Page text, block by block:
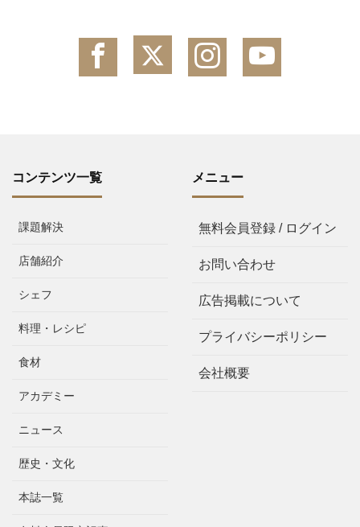
コンテンツ一覧
課題解決
店舗紹介
シェフ
料理・レシピ
食材
アカデミー
ニュース
歴史・文化
本誌一覧
メニュー
無料会員登録 / ログイン
お問い合わせ
広告掲載について
プライバシーポリシー
会社概要